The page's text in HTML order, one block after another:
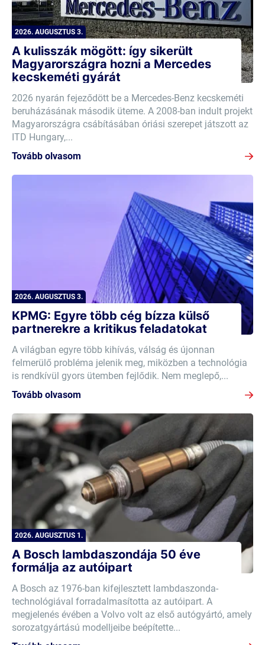
2026. AUGUSZTUS 3.
A kulisszák mögött: így sikerült
Magyarországra hozni a Mercedes
kecskeméti gyárát
2026 nyarán fejeződött be a Mercedes-Benz kecskeméti
beruházásának második üteme. A 2008-ban indult projekt
Magyarországra csábításában óriási szerepet játszott az
ITD Hungary,...
Tovább olvasom
2026. AUGUSZTUS 3.
KPMG: Egyre több cég bízza külső
partnerekre a kritikus feladatokat
A világban egyre több kihívás, válság és újonnan
felmerülő probléma jelenik meg, miközben a technológia
is rendkívül gyors ütemben fejlődik. Nem meglepő,...
Tovább olvasom
2026. AUGUSZTUS 1.
A Bosch lambdaszondája 50 éve
formálja az autóipart
A Bosch az 1976-ban kifejlesztett lambdaszonda-
technológiával forradalmasította az autóipart. A
megjelenés évében a Volvo volt az első autógyártó, amely
sorozatgyártású modelljeibe beépítette...